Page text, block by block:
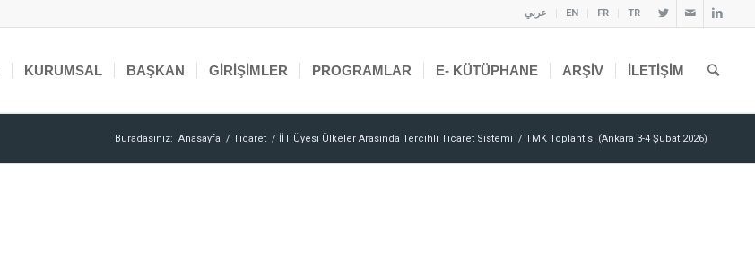
عربي EN FR TR
KURUMSAL BAŞKAN GIRIŞIMLER PROGRAMLAR E- KÜTÜPHANE ARŞIV İLETIŞIM
Buradasınız: Anasayfa / Ticaret / İİT Üyesi Ülkeler Arasında Tercihli Ticaret Sistemi / TMK Toplantısı (Ankara 3-4 Şubat 2026)